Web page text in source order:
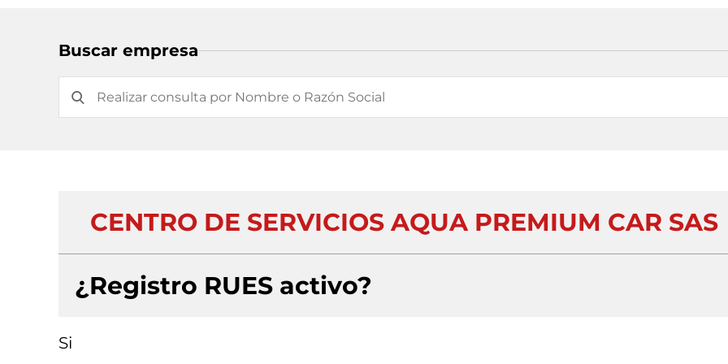
Buscar empresa
CENTRO DE SERVICIOS AQUA PREMIUM CAR SAS
¿Registro RUES activo?
Si